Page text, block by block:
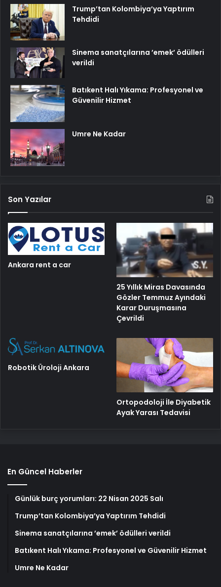
Trump’tan Kolombiya’ya Yaptırım
Tehdidi
Sinema sanatçılarına ’emek’ ödülleri
verildi
Batıkent Halı Yıkama: Profesyonel ve
Güvenilir Hizmet
Umre Ne Kadar
Son Yazılar
Ankara rent a car
25 Yıllık Miras Davasında
Gözler Temmuz Ayındaki
Karar Duruşmasına
Çevrildi
Robotik Üroloji Ankara
Ortopodoloji İle Diyabetik
Ayak Yarası Tedavisi
En Güncel Haberler
Günlük burç yorumları: 22 Nisan 2025 Salı
Trump’tan Kolombiya’ya Yaptırım Tehdidi
Sinema sanatçılarına ’emek’ ödülleri verildi
Batıkent Halı Yıkama: Profesyonel ve Güvenilir Hizmet
Umre Ne Kadar